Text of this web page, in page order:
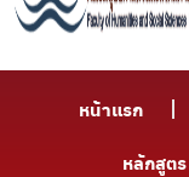
หน้าแรก
หลักสูตร